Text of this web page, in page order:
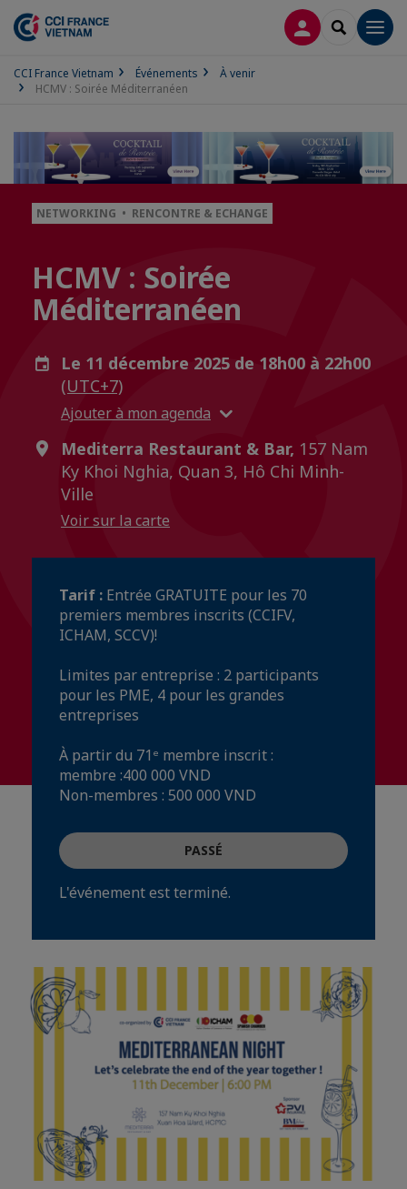
CONNEXION
CCI France Vietnam Événements
À venir
HCMV : Soirée Méditerranéen
NETWORKING • RENCONTRE & ECHANGE
HCMV : Soirée
Méditerranéen
Le 11 décembre 2025 de 18h00 à 22h00
(UTC+7)
Ajouter à mon agenda
Mediterra Restaurant & Bar, 157 Nam
Ky Khoi Nghia, Quan 3, Hô Chi Minh-
Ville
Voir sur la carte
Tarif : Entrée GRATUITE pour les 70
premiers membres inscrits (CCIFV,
ICHAM, SCCV)!
Limites par entreprise : 2 participants
pour les PME, 4 pour les grandes
entreprises
À partir du 71ᵉ membre inscrit :
membre :400 000 VND
Non-membres : 500 000 VND
PASSÉ
L'événement est terminé.